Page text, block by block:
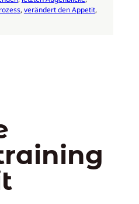
, verändert den Appetit